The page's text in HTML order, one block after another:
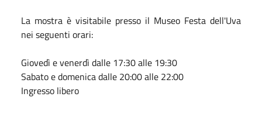
La mostra è visitabile presso il Museo Festa dell'Uva
nei seguenti orari:
Giovedì e venerdì dalle 17:30 alle 19:30
Sabato e domenica dalle 20:00 alle 22:00
Ingresso libero